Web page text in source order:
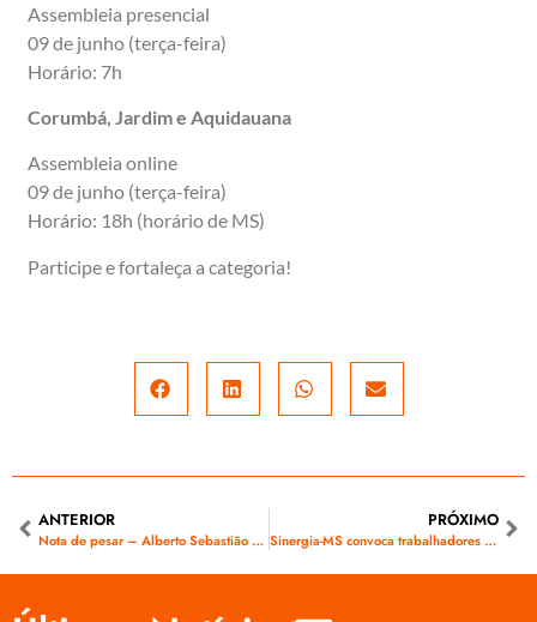
Assembleia presencial
09 de junho (terça-feira)
Horário: 7h
Corumbá, Jardim e Aquidauana
Assembleia online
09 de junho (terça-feira)
Horário: 18h (horário de MS)
Participe e fortaleça a categoria!
ANTERIOR
Nota de pesar – Alberto Sebastião Alvarenga
PRÓXIMO
Sinergia-MS convoca trabalhadores da ELCOP de Costa Rica e Paranaíba para assembleias presenciais